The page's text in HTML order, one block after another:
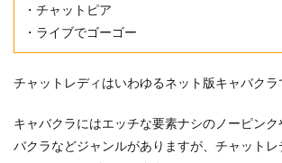
・チャットピア
・ライブでゴーゴー
チャットレディはいわゆるネット版キャバクラ
キャバクラにはエッチな要素ナシのノーピン
バクラなどジャンルがありますが、チャット